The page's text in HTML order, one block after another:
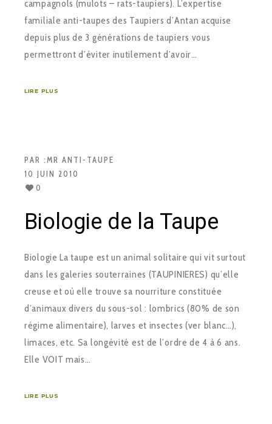
campagnols (mulots – rats-taupiers). L’expertise
familiale anti-taupes des Taupiers d’Antan acquise
depuis plus de 3 générations de taupiers vous
permettront d’éviter inutilement d’avoir…
LIRE PLUS
PAR :MR ANTI-TAUPE
10 JUIN 2010
0
Biologie de la Taupe
Biologie La taupe est un animal solitaire qui vit surtout
dans les galeries souterraines (TAUPINIERES) qu’elle
creuse et où elle trouve sa nourriture constituée
d’animaux divers du sous-sol : lombrics (80% de son
régime alimentaire), larves et insectes (ver blanc…),
limaces, etc. Sa longévité est de l’ordre de 4 à 6 ans.
Elle VOIT mais…
LIRE PLUS